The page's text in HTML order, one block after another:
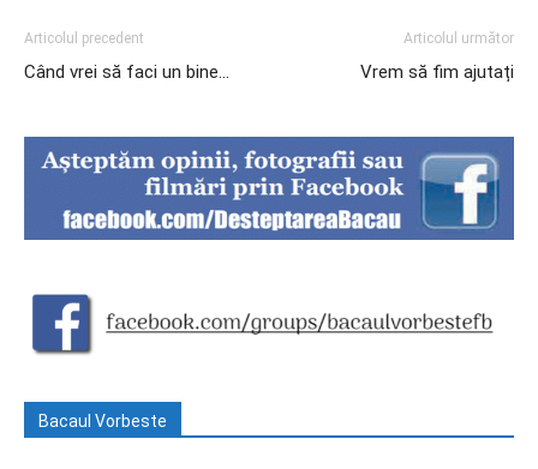
Articolul precedent
Când vrei să faci un bine…
Articolul următor
Vrem să fim ajutați
Bacaul Vorbeste